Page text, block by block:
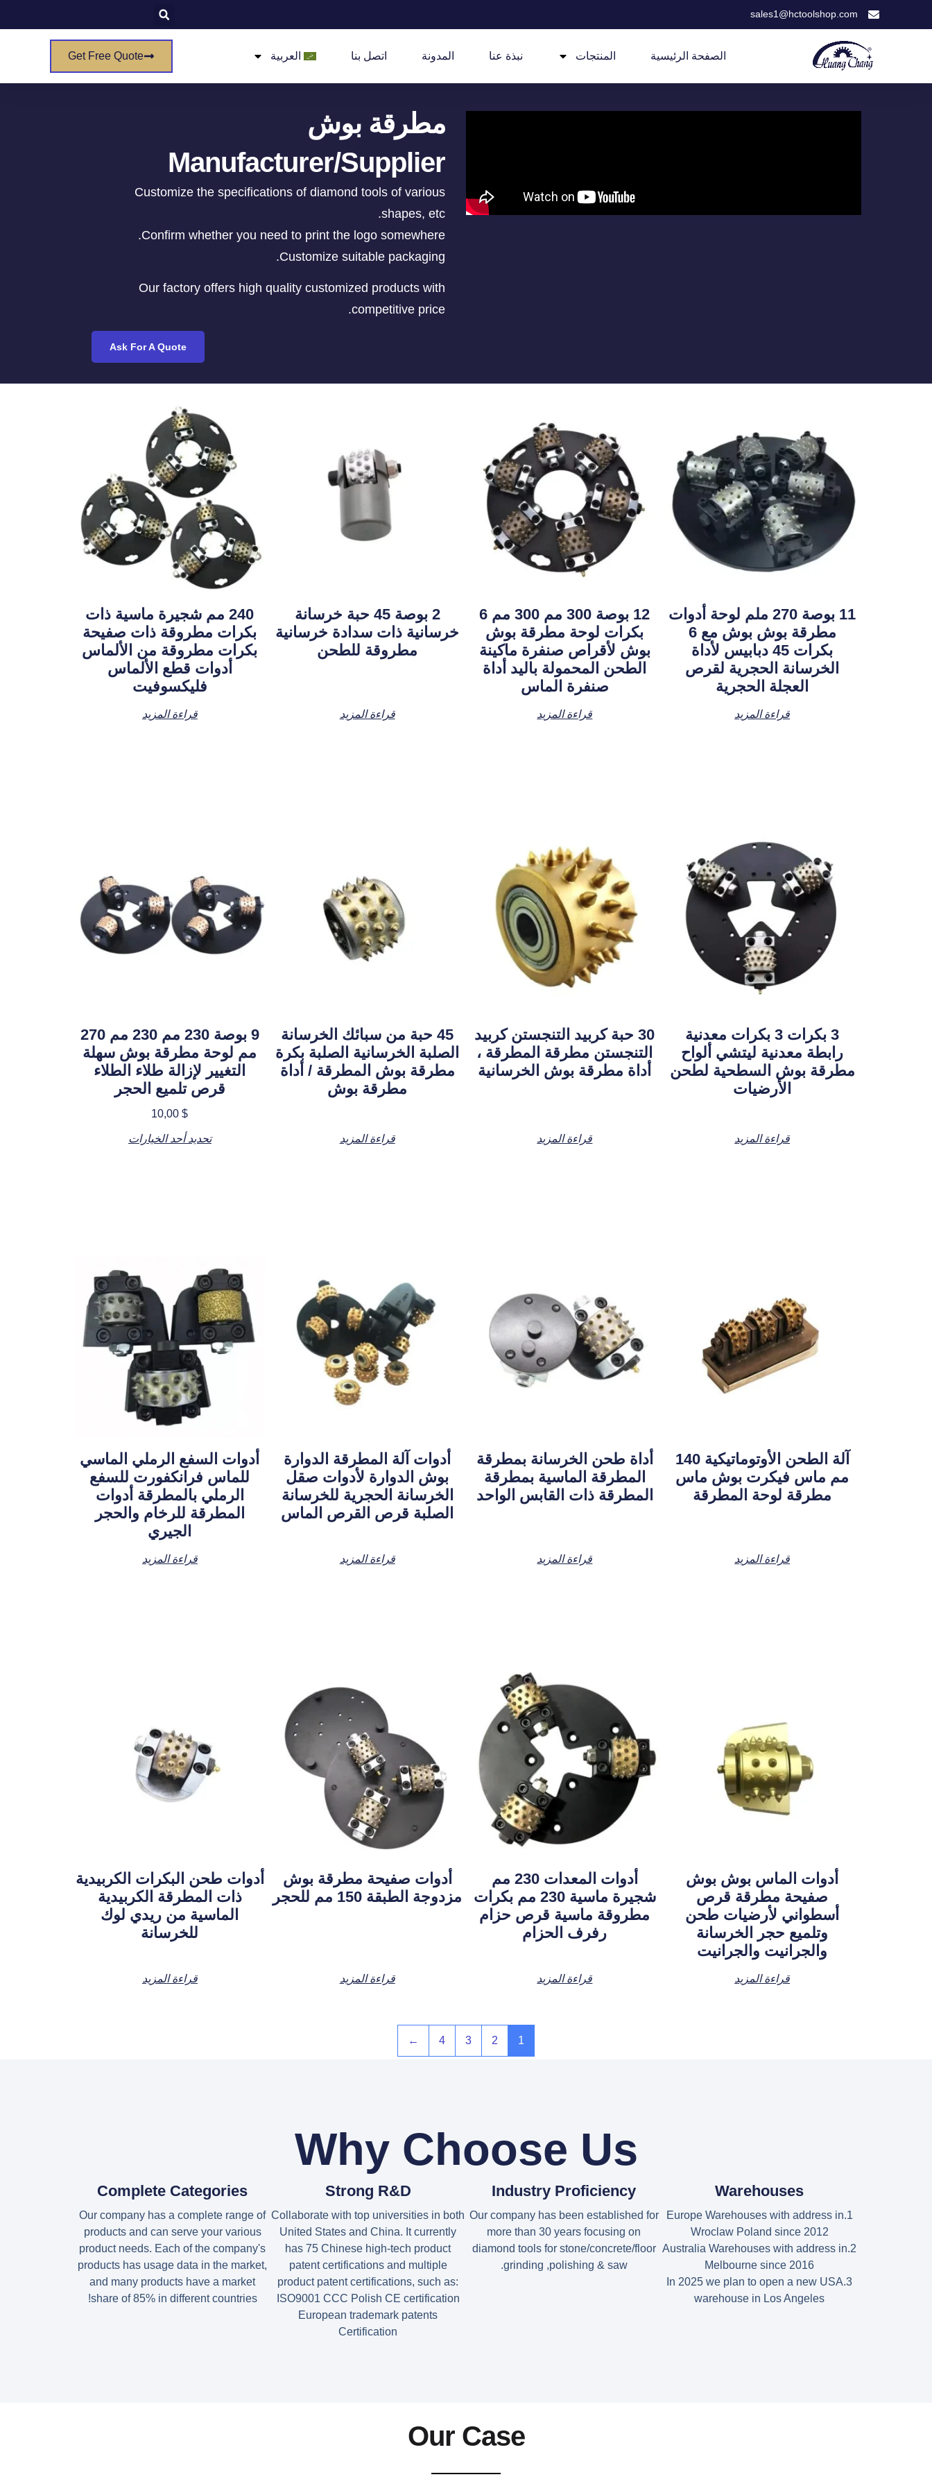
sales1@hctoolshop.com
الصفحة الرئيسية المنتجات نبذة عنا المدونة اتصل بنا العربية Get Free Quote
مطرقة بوش
Manufacturer/Supplier
Customize the specifications of diamond tools of various
shapes, etc.
Confirm whether you need to print the logo somewhere.
Customize suitable packaging.
Our factory offers high quality customized products with
competitive price.
Ask For A Quote
11 بوصة 270 ملم لوحة أدوات
مطرقة بوش بوش مع 6
بكرات 45 دبابيس لأداة
الخرسانة الحجرية لقرص
العجلة الحجرية
قراءة المزيد
12 بوصة 300 مم 300 مم 6
بكرات لوحة مطرقة بوش
بوش لأقراص صنفرة ماكينة
الطحن المحمولة باليد أداة
صنفرة الماس
قراءة المزيد
2 بوصة 45 حبة خرسانة
خرسانية ذات سدادة خرسانية
مطروقة للطحن
قراءة المزيد
240 مم شجيرة ماسية ذات
بكرات مطروقة ذات صفيحة
بكرات مطروقة من الألماس
أدوات قطع الألماس
فليكسوفيت
قراءة المزيد
3 بكرات 3 بكرات معدنية
رابطة معدنية ليتشي ألواح
مطرقة بوش السطحية لطحن
الأرضيات
قراءة المزيد
30 حبة كربيد التنجستن كربيد
التنجستن مطرقة المطرقة ،
أداة مطرقة بوش الخرسانية
قراءة المزيد
45 حبة من سبائك الخرسانة
الصلبة الخرسانية الصلبة بكرة
مطرقة بوش المطرقة / أداة
مطرقة بوش
قراءة المزيد
9 بوصة 230 مم 230 مم 270
مم لوحة مطرقة بوش سهلة
التغيير لإزالة طلاء الطلاء
قرص تلميع الحجر
10,00$
تحديد أحد الخيارات
آلة الطحن الأوتوماتيكية 140
مم ماس فيكرت بوش ماس
مطرقة لوحة المطرقة
قراءة المزيد
أداة طحن الخرسانة بمطرقة
المطرقة الماسية بمطرقة
المطرقة ذات القابس الواحد
قراءة المزيد
أدوات آلة المطرقة الدوارة
بوش الدوارة لأدوات صقل
الخرسانة الحجرية للخرسانة
الصلبة قرص القرص الماس
قراءة المزيد
أدوات السفع الرملي الماسي
للماس فرانكفورت للسفع
الرملي بالمطرقة أدوات
المطرقة للرخام والحجر
الجيري
قراءة المزيد
أدوات الماس بوش بوش
صفيحة مطرقة قرص
أسطواني لأرضيات طحن
وتلميع حجر الخرسانة
والجرانيت والجرانيت
قراءة المزيد
أدوات المعدات 230 مم
شجيرة ماسية 230 مم بكرات
مطروقة ماسية قرص حزام
رفرف الحزام
قراءة المزيد
أدوات صفيحة مطرقة بوش
مزدوجة الطبقة 150 مم للحجر
قراءة المزيد
أدوات طحن البكرات الكربيدية
ذات المطرقة الكربيدية
الماسية من ريدي لوك
للخرسانة
قراءة المزيد
1
2
3
4
←
Why Choose Us
Warehouses
1.Europe Warehouses with address in
Wroclaw Poland since 2012
2.Australia Warehouses with address in
Melbourne since 2016
3.In 2025 we plan to open a new USA
warehouse in Los Angeles
Industry Proficiency
Our company has been established for
more than 30 years focusing on
diamond tools for stone/concrete/floor
grinding ,polishing & saw.
Strong R&D
Collaborate with top universities in both
United States and China. It currently
has 75 Chinese high-tech product
patent certifications and multiple
product patent certifications, such as:
ISO9001 CCC Polish CE certification
European trademark patents
Certification
Complete Categories
Our company has a complete range of
products and can serve your various
product needs. Each of the company's
products has usage data in the market,
and many products have a market
share of 85% in different countries!
Our Case